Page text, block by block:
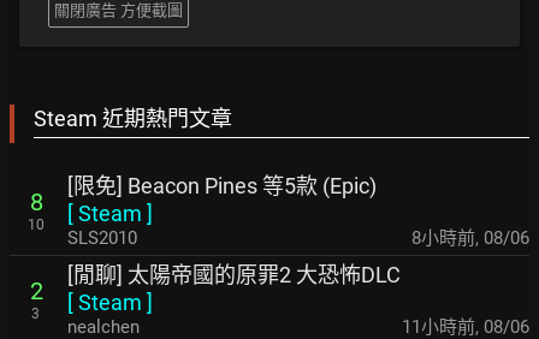
關閉廣告 方便截圖
Steam 近期熱門文章
8
10
[限免] Beacon Pines 等5款 (Epic)
[Steam ]
SLS2010 8小時前, 08/06
2
3
[閒聊] 太陽帝國的原罪2 大恐怖DLC
[Steam ]
nealchen 11小時前, 08/06